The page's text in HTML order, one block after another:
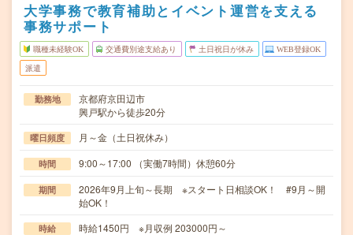
大学事務で教育補助とイベント運営を支える
事務サポート
職種未経験OK 交通費別途支給あり 土日祝日が休み WEB登録OK
派遣
勤務地
京都府京田辺市
興戸駅から徒歩20分
曜日頻度 月～金（土日祝休み）
時間 9:00～17:00 （実働7時間）休憩60分
期間
2026年9月上旬～長期 ※スタート日相談OK！ #9月～開
始OK！
時給 時給1450円 ※月収例 203000円～